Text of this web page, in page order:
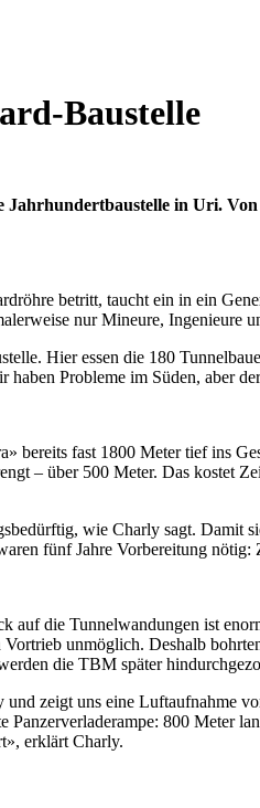
Baustelle
in Uri.
betritt, taucht ein in ein
nur Mineure, Ingenieure
Hier essen die 180
Probleme im Süden, aber
fast 1800 Meter tief ins
– über 500 Meter. Das kostet
wie Charly sagt. Damit
fünf Jahre Vorbereitung
die Tunnelwandungen ist
unmöglich. Deshalb
die TBM später
zeigt uns eine Luftaufnahme
800 Meter
erklärt Charly.